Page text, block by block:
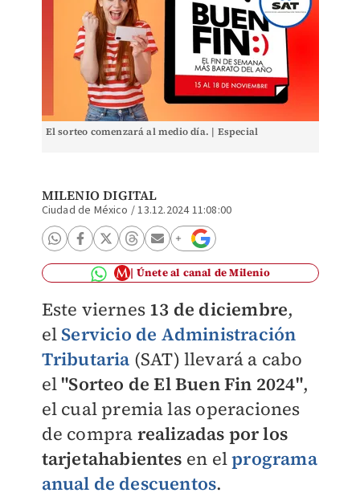
El sorteo comenzará al medio día. | Especial
MILENIO DIGITAL
Ciudad de México /13.12.2024 11:08:00
Únete al canal de Milenio
Este viernes13 de diciembre,
el Servicio de Administración
Tributaria (SAT) llevará a cabo
el"Sorteo deEl Buen Fin 2024",
el cual premia las operaciones
de compra realizadas por los
tarjetahabientes en elprograma
anual de descuentos.